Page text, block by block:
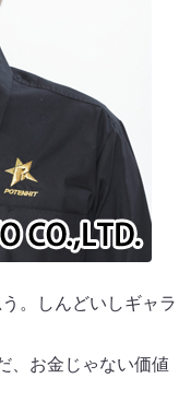
。しんどいしギャラ
、お金じゃない価値